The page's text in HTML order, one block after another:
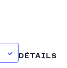
DÉTAILS